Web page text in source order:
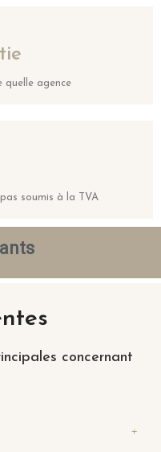
quelle agence
soumis à la TVA
concernant